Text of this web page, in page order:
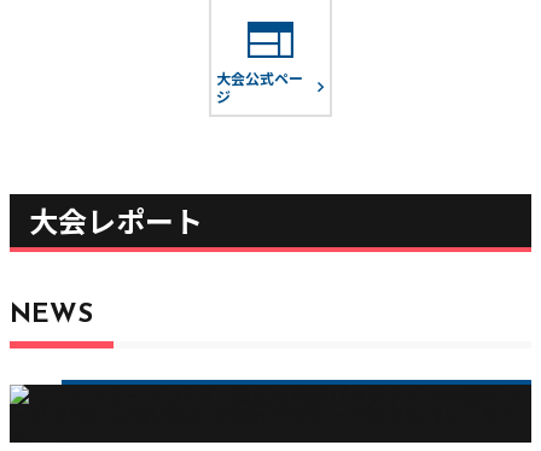
web
大会公式ペー
ジ
大会レポート
NEWS